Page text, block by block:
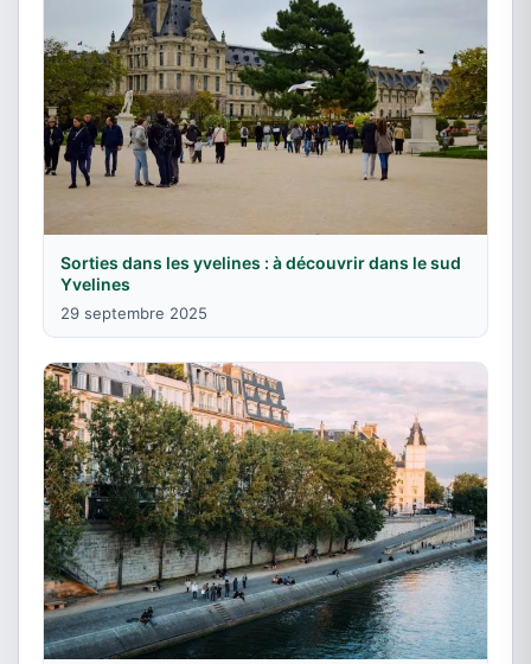
Sorties dans les yvelines : à découvrir dans le sud
Yvelines
29 septembre 2025